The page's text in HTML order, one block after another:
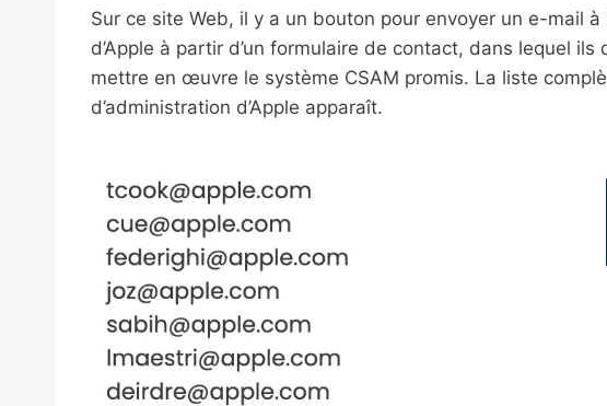
Sur ce site Web, il y a un bouton pour envoyer un e-mail à
d’Apple à partir d’un formulaire de contact, dans lequel
mettre en œuvre le système CSAM promis. La liste
d’administration d’Apple apparaît.